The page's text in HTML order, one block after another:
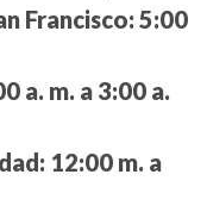
Francisco: 5:00
a. m. a 3:00 a.
12:00 m. a